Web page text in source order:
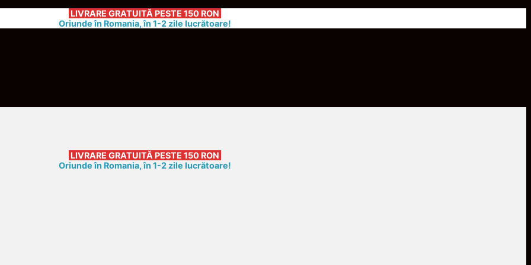
LIVRARE GRATUITĂ PESTE 150 RON
Oriunde în Romania, în 1-2 zile lucrătoare!
LIVRARE GRATUITĂ PESTE 150 RON
Oriunde în Romania, în 1-2 zile lucrătoare!